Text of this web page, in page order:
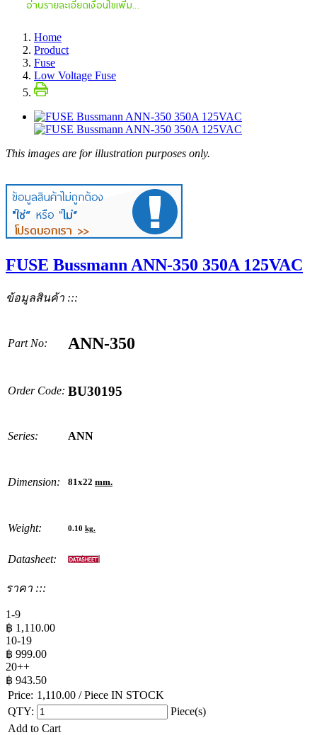
Home
Product
Fuse
Low Voltage Fuse
This images are for illustration purposes only.
FUSE Bussmann ANN-350 350A 125VAC
ข้อมูลสินค้า :::
Part No: ANN-350
Order Code: BU30195
Series: ANN
Dimension: 81x22 mm.
Weight: 0.10 kg.
Datasheet:
ราคา :::
1-9
฿ 1,110.00
10-19
฿ 999.00
20++
฿ 943.50
Price: 1,110.00 / Piece IN STOCK
QTY:
Piece(s)
Add to Cart